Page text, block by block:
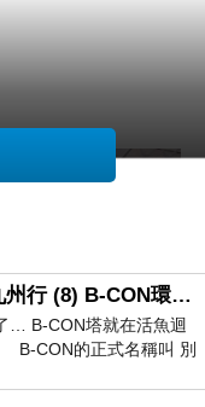
計畫趕不上變化的九州行 (8) B-CON環球塔
… B-CON塔就在活魚迴
CON的正式名稱叫 別